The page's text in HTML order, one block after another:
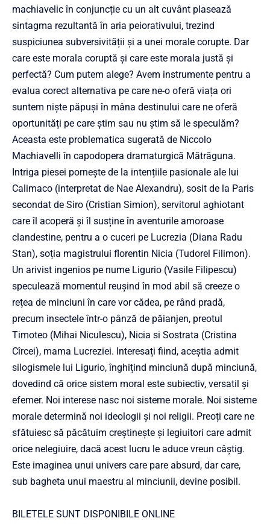
machiavelic în conjuncție cu un alt cuvânt plasează
sintagma rezultantă în aria peiorativului, trezind
suspiciunea subversivității și a unei morale corupte. Dar
care este morala coruptă și care este morala justă și
perfectă? Cum putem alege? Avem instrumente pentru a
evalua corect alternativa pe care ne-o oferă viața ori
suntem niște păpuși în mâna destinului care ne oferă
oportunități pe care știm sau nu știm să le speculăm?
Aceasta este problematica sugerată de Niccolo
Machiavelli în capodopera dramaturgică Mătrăguna.
Intriga piesei pornește de la intențiile pasionale ale lui
Calimaco (interpretat de Nae Alexandru), sosit de la Paris
secondat de Siro (Cristian Simion), servitorul aghiotant
care îl acoperă și îl susține în aventurile amoroase
clandestine, pentru a o cuceri pe Lucrezia (Diana Radu
Stan), soția magistrului florentin Nicia (Tudorel Filimon).
Un arivist ingenios pe nume Ligurio (Vasile Filipescu)
speculează momentul reușind în mod abil să creeze o
rețea de minciuni în care vor cădea, pe rând pradă,
precum insectele într-o pânză de păianjen, preotul
Timoteo (Mihai Niculescu), Nicia si Sostrata (Cristina
Cîrcei), mama Lucreziei. Interesați fiind, aceștia admit
silogismele lui Ligurio, înghițind minciună după minciună,
dovedind că orice sistem moral este subiectiv, versatil și
efemer. Noi interese nasc noi sisteme morale. Noi sisteme
morale determină noi ideologii și noi religii. Preoți care ne
sfătuiesc să păcătuim creștinește și legiuitori care admit
orice nelegiuire, dacă acest lucru le aduce vreun câștig.
Este imaginea unui univers care pare absurd, dar care,
sub bagheta unui maestru al minciunii, devine posibil.
BILETELE SUNT DISPONIBILE ONLINE